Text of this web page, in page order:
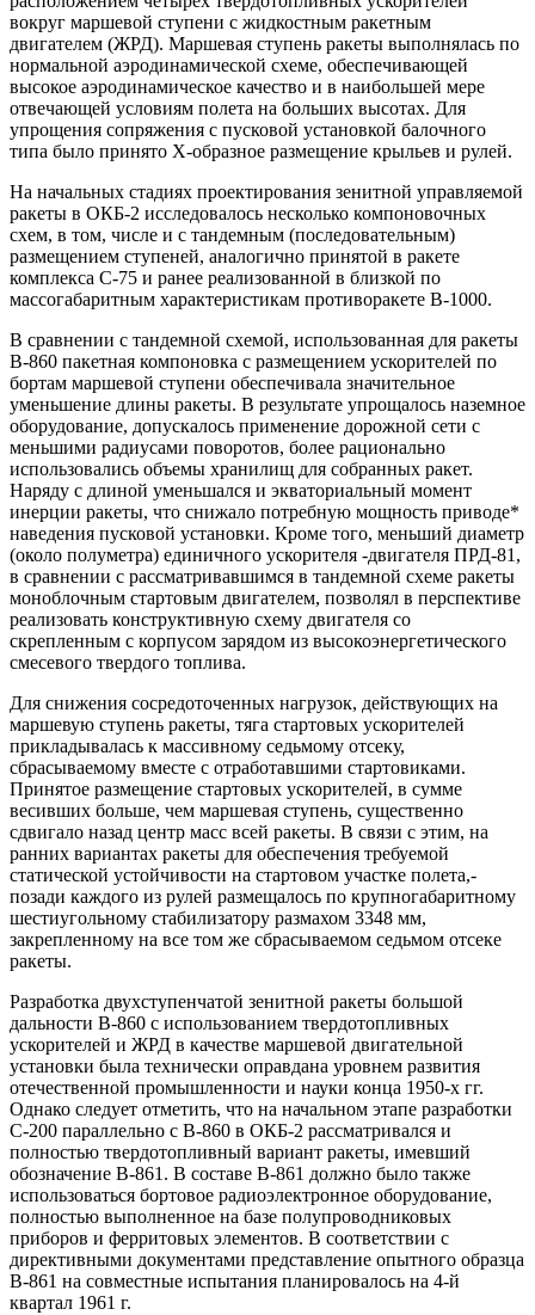
вокруг маршевой ступени с жидкостным ракетным
двигателем (ЖРД). Маршевая ступень ракеты выполнялась по
нормальной аэродинамической схеме, обеспечивающей
высокое аэродинамическое качество и в наибольшей мере
отвечающей условиям полета на больших высотах. Для
упрощения сопряжения с пусковой установкой балочного
типа было принято Х-образное размещение крыльев и рулей.
На начальных стадиях проектирования зенитной управляемой
ракеты в ОКБ-2 исследовалось несколько компоновочных
схем, в том, числе и с тандемным (последовательным)
размещением ступеней, аналогично принятой в ракете
комплекса С-75 и ранее реализованной в близкой по
массогабаритным характеристикам противоракете В-1000.
В сравнении с тандемной схемой, использованная для ракеты
В-860 пакетная компоновка с размещением ускорителей по
бортам маршевой ступени обеспечивала значительное
уменьшение длины ракеты. В результате упрощалось наземное
оборудование, допускалось применение дорожной сети с
меньшими радиусами поворотов, более рационально
использовались объемы хранилищ для собранных ракет.
Наряду с длиной уменьшался и экваториальный момент
инерции ракеты, что снижало потребную мощность приводе*
наведения пусковой установки. Кроме того, меньший диаметр
(около полуметра) единичного ускорителя -двигателя ПРД-81,
в сравнении с рассматривавшимся в тандемной схеме ракеты
моноблочным стартовым двигателем, позволял в перспективе
реализовать конструктивную схему двигателя со
скрепленным с корпусом зарядом из высокоэнергетического
смесевого твердого топлива.
Для снижения сосредоточенных нагрузок, действующих на
маршевую ступень ракеты, тяга стартовых ускорителей
прикладывалась к массивному седьмому отсеку,
сбрасываемому вместе с отработавшими стартовиками.
Принятое размещение стартовых ускорителей, в сумме
весивших больше, чем маршевая ступень, существенно
сдвигало назад центр масс всей ракеты. В связи с этим, на
ранних вариантах ракеты для обеспечения требуемой
статической устойчивости на стартовом участке полета,-
позади каждого из рулей размещалось по крупногабаритному
шестиугольному стабилизатору размахом 3348 мм,
закрепленному на все том же сбрасываемом седьмом отсеке
ракеты.
Разработка двухступенчатой зенитной ракеты большой
дальности В-860 с использованием твердотопливных
ускорителей и ЖРД в качестве маршевой двигательной
установки была технически оправдана уровнем развития
отечественной промышленности и науки конца 1950-х гг.
Однако следует отметить, что на начальном этапе разработки
С-200 параллельно с В-860 в ОКБ-2 рассматривался и
полностью твердотопливный вариант ракеты, имевший
обозначение В-861. В составе В-861 должно было также
использоваться бортовое радиоэлектронное оборудование,
полностью выполненное на базе полупроводниковых
приборов и ферритовых элементов. В соответствии с
директивными документами представление опытного образца
В-861 на совместные испытания планировалось на 4-й
квартал 1961 г.